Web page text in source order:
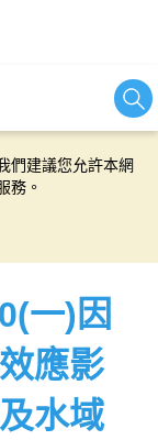
務，並有助於為
們建議您允許本網
務。
一)因
應影
水域